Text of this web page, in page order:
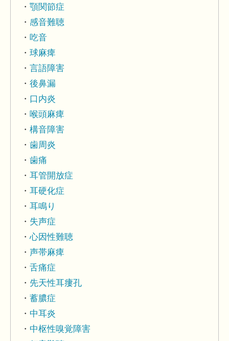
顎関節症
感音難聴
吃音
球麻痺
言語障害
後鼻漏
口内炎
喉頭麻痺
構音障害
歯周炎
歯痛
耳管開放症
耳硬化症
耳鳴り
失声症
心因性難聴
声帯麻痺
舌痛症
先天性耳瘻孔
蓄膿症
中耳炎
中枢性嗅覚障害